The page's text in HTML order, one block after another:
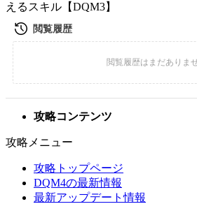
えるスキル【DQM3】
攻略コンテンツ
攻略メニュー
攻略トップページ
DQM4の最新情報
最新アップデート情報